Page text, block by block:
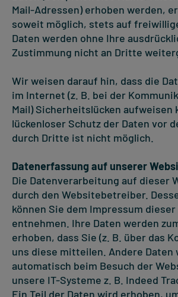
Mail-Adressen) erhoben werden,
soweit möglich, stets auf
Daten werden ohne Ihre
Zustimmung nicht an Dritte
Wir weisen darauf hin, dass die
im Internet (z. B. bei der
Mail) Sicherheitslücken aufweisen
lückenloser Schutz der Daten vor
durch Dritte ist nicht möglich.
Datenerfassung auf unserer
Die Datenverarbeitung auf dieser
durch den Websitebetreiber.
können Sie dem Impressum
entnehmen. Ihre Daten werden
erhoben, dass Sie (z. B. über das
uns diese mitteilen. Andere Daten
automatisch beim Besuch der
unsere IT-Systeme z. B. Indeed
Ein Teil der Daten wird erhoben,